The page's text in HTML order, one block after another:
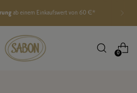
ab einem Einkaufswert von 60 €*
0